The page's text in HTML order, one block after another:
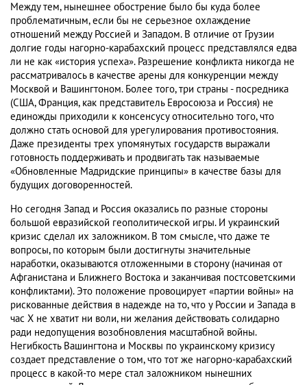
Между тем, нынешнее обострение было бы куда более
проблематичным, если бы не серьезное охлаждение
отношений между Россией и Западом. В отличие от Грузии
долгие годы нагорно-карабахский процесс представлялся едва
ли не как «история успеха». Разрешение конфликта никогда не
рассматривалось в качестве арены для конкуренции между
Москвой и Вашингтоном. Более того, три страны - посредника
(США, Франция, как представитель Евросоюза и Россия) не
единожды приходили к консенсусу относительно того, что
должно стать основой для урегулирования противостояния.
Даже президенты трех упомянутых государств выражали
готовность поддерживать и продвигать так называемые
«Обновленные Мадридские принципы» в качестве базы для
будущих договоренностей.
Но сегодня Запад и Россия оказались по разные стороны
большой евразийской геополитической игры. И украинский
кризис сделал их заложником. В том смысле, что даже те
вопросы, по которым были достигнуты значительные
наработки, оказываются отложенными в сторону (начиная от
Афганистана и Ближнего Востока и заканчивая постсоветскими
конфликтами). Это положение провоцирует «партии войны» на
рискованные действия в надежде на то, что у России и Запада в
час Х не хватит ни воли, ни желания действовать солидарно
ради недопущения возобновления масштабной войны.
Негибкость Вашингтона и Москвы по украинскому кризису
создает представление о том, что тот же нагорно-карабахский
процесс в какой-то мере стал заложником нынешних